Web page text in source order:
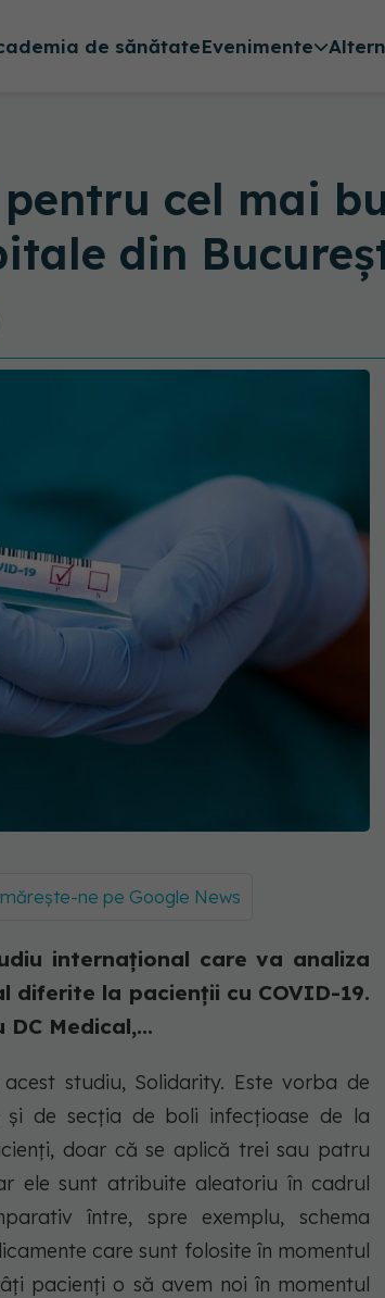
de sănătateEvenimente
cel mai
din
ne pe Google News
internațional care va analiza
la pacienții cu COVID-19.
Medical,...
studiu, Solidarity. Este vorba de
de secția de boli infecțioase de la
doar că se aplică trei sau patru
ele sunt atribuite aleatoriu în cadrul
între, spre exemplu, schema
care sunt folosite în momentul
pacienți o să avem noi în momentul